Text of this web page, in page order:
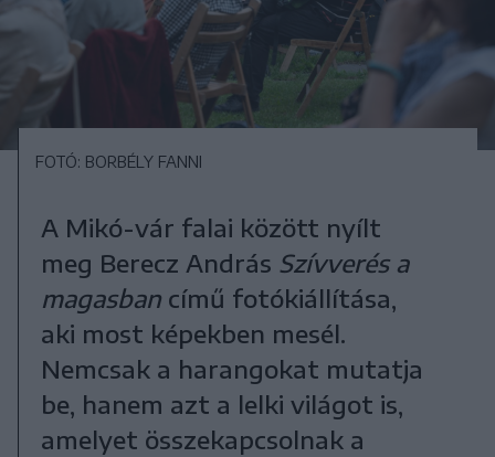
FOTÓ: BORBÉLY FANNI
A Mikó-vár falai között nyílt
meg Berecz András Szívverés a
magasbancímű fotókiállítása,
aki most képekben mesél.
Nemcsak a harangokat mutatja
be, hanem azt a lelki világot is,
amelyet összekapcsolnak a